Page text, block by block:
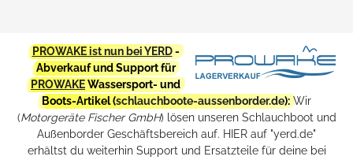
PROWAKE ist nun bei YERD-
Abverkauf und Support für
PROWAKEWassersport- und
Boots-Artikel (schlauchboote-aussenborder.de): Wir
(Motorgeräte Fischer GmbH) lösen unseren Schlauchboot und
Außenborder Geschäftsbereich auf. HIER auf "yerd.de"
erhältst du weiterhin Support und Ersatzteile für deine bei